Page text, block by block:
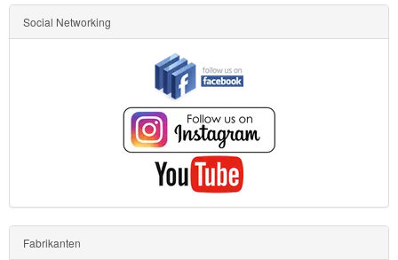
Social Networking
Fabrikanten